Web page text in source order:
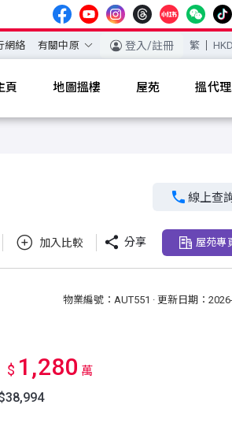
網絡 有關中原 登入/註冊 繁 HKD
頁 地圖搵樓 屋苑 搵代
 線上查
加入比較  分享 屋苑專
物業編號：AUT551 · 更新日期：
$ 1,280 萬